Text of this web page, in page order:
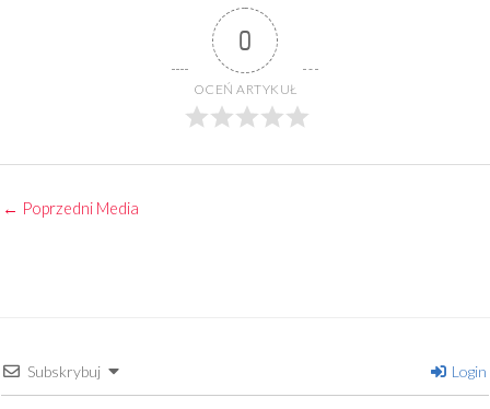
0
OCEŃ ARTYKUŁ
← Poprzedni Media
Subskrybuj Login